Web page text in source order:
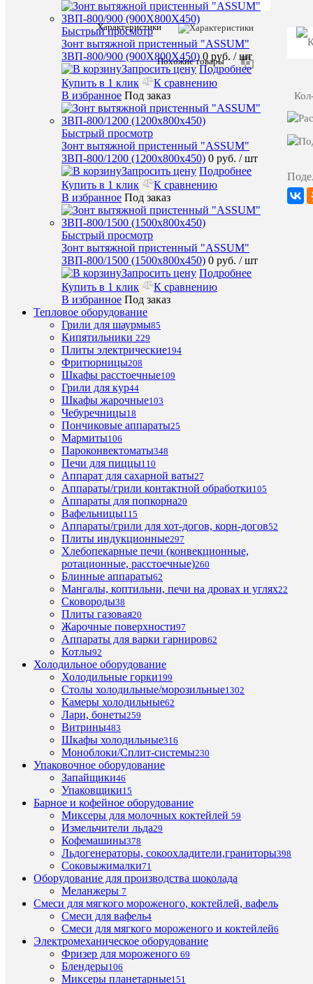
Быстрый просмотр
Зонт вытяжной пристенный "ASSUM"
ЗВП-800/900 (900Х800Х450) 0 руб. / шт
Запросить цену Подробнее
Купить в 1 клик
К сравнению
В избранное Под заказ
Быстрый просмотр
Зонт вытяжной пристенный "ASSUM"
ЗВП-800/1200 (1200х800х450) 0 руб. / шт
Запросить цену Подробнее
Купить в 1 клик
К сравнению
В избранное Под заказ
Быстрый просмотр
Зонт вытяжной пристенный "ASSUM"
ЗВП-800/1500 (1500х800х450) 0 руб. / шт
Запросить цену Подробнее
Купить в 1 клик
К сравнению
В избранное Под заказ
Тепловое оборудование
Грили для шаурмы85
Кипятильники 229
Плиты электрические194
Фритюрницы208
Шкафы расстоечные109
Грили для кур44
Шкафы жарочные103
Чебуречницы18
Пончиковые аппараты25
Мармиты106
Пароконвектоматы348
Печи для пиццы110
Аппарат для сахарной ваты27
Аппараты/грили контактной обработки105
Аппараты для попкорна20
Вафельницы115
Аппараты/грили для хот-догов, корн-догов52
Плиты индукционные297
Хлебопекарные печи (конвекционные,
ротационные, расстоечные)260
Блинные аппараты62
Мангалы, коптильни, печи на дровах и углях22
Сковороды38
Плиты газовая20
Жарочные поверхности97
Аппараты для варки гарниров62
Котлы92
Холодильное оборудование
Холодильные горки199
Столы холодильные/морозильные1302
Камеры холодильные62
Лари, бонеты259
Витрины483
Шкафы холодильные316
Моноблоки/Сплит-системы230
Упаковочное оборудование
Запайщики46
Упаковщики15
Барное и кофейное оборудование
Миксеры для молочных коктейлей 59
Измельчители льда29
Кофемашины378
Льдогенераторы, сокоохладители,граниторы398
Соковыжималки71
Оборудование для производства шоколада
Меланжеры 7
Смеси для мягкого мороженого, коктейлей, вафель
Смеси для вафель4
Смеси для мягкого мороженого и коктейлей6
Электромеханическое оборудование
Фризер для мороженого 69
Блендеры106
Миксеры планетарные151
Характеристики
Похожие товары
7,8
размеры,
(8)